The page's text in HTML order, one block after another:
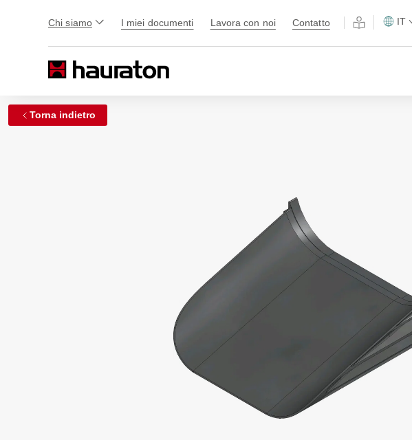
Chi siamo I miei documenti Lavora con noi Contatto IT
Torna indietro